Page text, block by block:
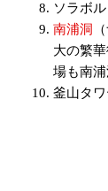
ソラボル
南浦洞
大の繁
場も南浦
釜山タワ